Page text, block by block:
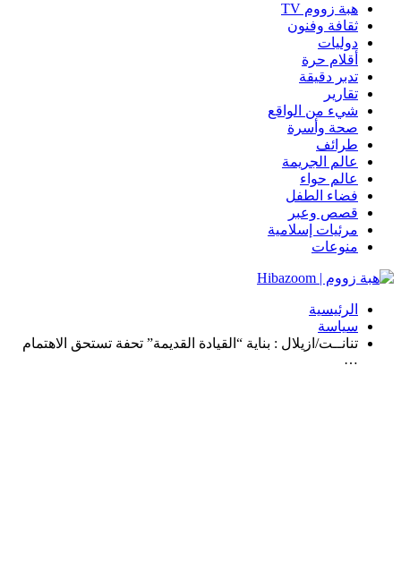
هبة زووم TV
ثقافة وفنون
دوليات
أقلام حرة
تدبر دقيقة
تقارير
شيء من الواقع
صحة وأسرة
طرائف
عالم الجريمة
عالم حواء
فضاء الطفل
قصص وعبر
مرئيات إسلامية
منوعات
الرئيسية
سياسة
تنانــت/ازيلال : بناية “القيادة القديمة” تحفة تستحق الاهتمام
…